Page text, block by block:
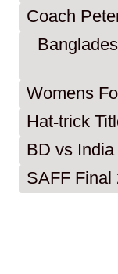
Coach
Womens
Hat-trick
BD vs
SAFF Final